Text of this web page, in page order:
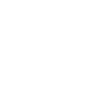
イトニング、矯正、オ